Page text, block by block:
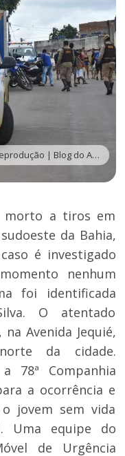
Foto: Reprodução | Blog do Anderson
morto a tiros em
da Bahia,
é investigado
nenhum
foi identificada
O atentado
Avenida Jequié,
da cidade.
78ª Companhia
a ocorrência e
jovem sem vida
Uma equipe do
de Urgência